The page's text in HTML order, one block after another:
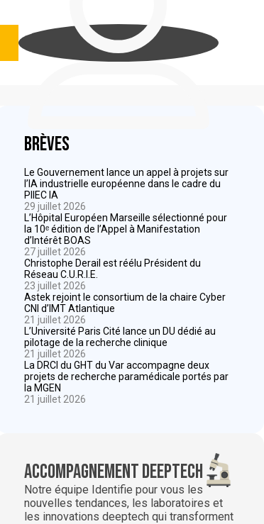
Brèves
Le Gouvernement lance un appel à projets sur
l’IA industrielle européenne dans le cadre du
PIIEC IA
29 juillet 2026
L’Hôpital Européen Marseille sélectionné pour
la 10ᵉ édition de l’Appel à Manifestation
d’Intérêt BOAS
27 juillet 2026
Christophe Derail est réélu Président du
Réseau C.U.R.I.E.
23 juillet 2026
Astek rejoint le consortium de la chaire Cyber
CNI d’IMT Atlantique
21 juillet 2026
L’Université Paris Cité lance un DU dédié au
pilotage de la recherche clinique
21 juillet 2026
La DRCI du GHT du Var accompagne deux
projets de recherche paramédicale portés par
la MGEN
21 juillet 2026
Accompagnement deeptech
Notre équipe Identifie pour vous les
nouvelles tendances, les laboratoires et
les innovations deeptech qui transforment